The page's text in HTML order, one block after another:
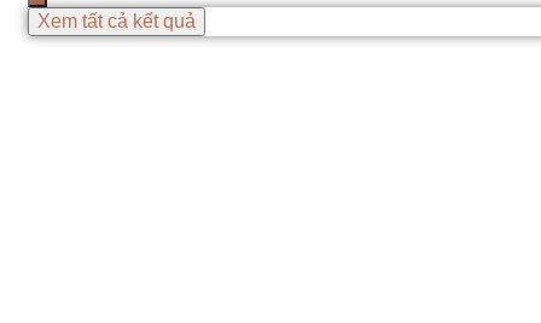
Xem tất cả kết quả